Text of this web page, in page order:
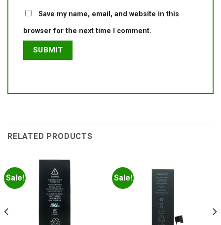
Save my name, email, and website in this
browser for the next time I comment.
RELATED PRODUCTS
Sale! Sale!